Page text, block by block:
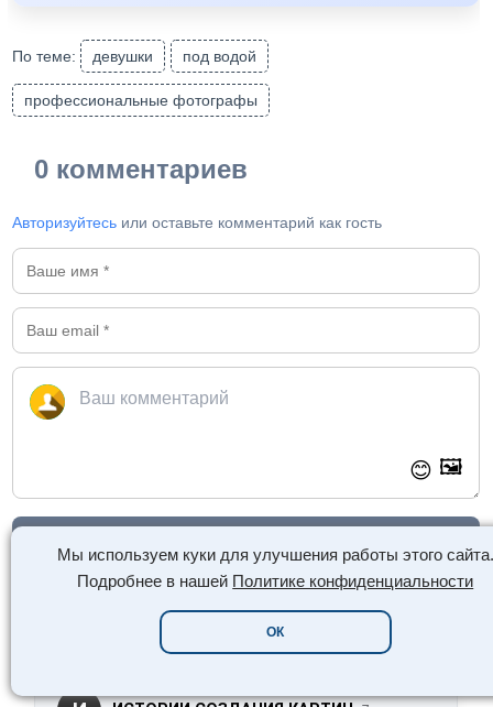
Мы используем куки для улучшения работы этого сайта.
Подробнее в нашей Политике конфиденциальности
ОК
По теме: девушки под водой
профессиональные фотографы
0 комментариев
Авторизуйтесь или оставьте комментарий как гость
😊 🖼️